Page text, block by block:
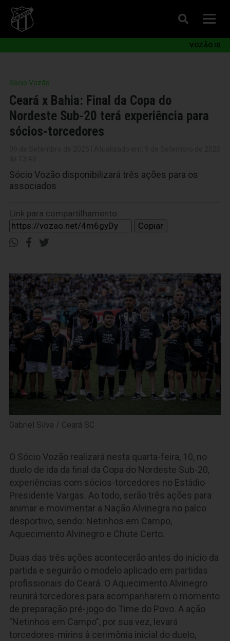
VOZÃO ID
Sócio Vozão
Ceará x Bahia: Final da Copa do
Nordeste Sub-20 terá experiência para
sócios-torcedores
Sócio Vozão disponibilizará três ações para os
associados
Link para compartilhamento:
Copiar
Gabriel Silva / Ceará SC
O Sócio Vozão realizará nesta quarta-feira, 10, no
duelo de ida da final da Copa do Nordeste Sub-20,
experiências com sócios-torcedores no Estádio
Presidente Vargas. Ao todo, serão três ações para
animar e movimentar a Nação Alvinegra no palco
desportivo, sendo: Netinhos em Campo,
Aquecimento Alvinegro e Chute Certo.
Duas das três ações acontecerão antes do início da
partida e seguirão o modelo aplicado em partidas
profissionais do Ceará. O Aquecimento Alvinegro
reunirá torcedores para acompanharem o momento
de preparação pré-jogo do Time do Povo. A ação
"Netinhos em Campo", por sua vez, levará
torcedores-mirins à cerimônia inicial do duelo,